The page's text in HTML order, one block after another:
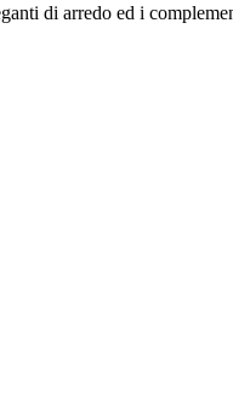
di arredo ed i